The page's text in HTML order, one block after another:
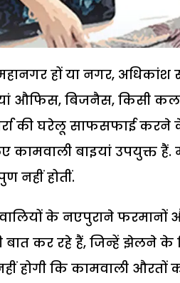
हों या नगर, अधिकांश
औफिस, बिजनैस, किसी
की घरेलू साफसफाई करने
कामवाली बाइयां उपयुक्त
नहीं होतीं.
के नएपुराने फरमानों
बात कर रहे हैं, जिन्हें झेलने के
होगी कि कामवाली